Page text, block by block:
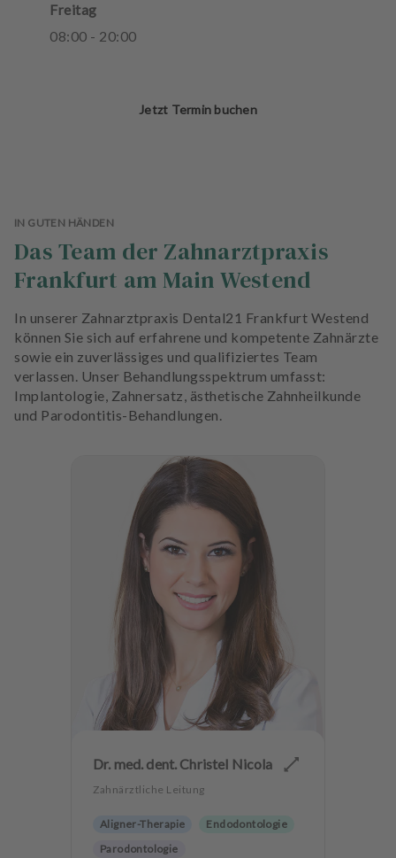
Freitag
08:00 - 20:00
Jetzt Termin buchen
IN GUTEN HÄNDEN
Das Team der Zahnarztpraxis
Frankfurt am Main Westend
In unserer Zahnarztpraxis Dental21 Frankfurt Westend
können Sie sich auf erfahrene und kompetente Zahnärzte
sowie ein zuverlässiges und qualifiziertes Team
verlassen. Unser Behandlungsspektrum umfasst:
Implantologie, Zahnersatz, ästhetische Zahnheilkunde
und Parodontitis-Behandlungen.
Dr. med. dent. Christel Nicola
Zahnärztliche Leitung
Aligner-Therapie
Endodontologie
Parodontologie